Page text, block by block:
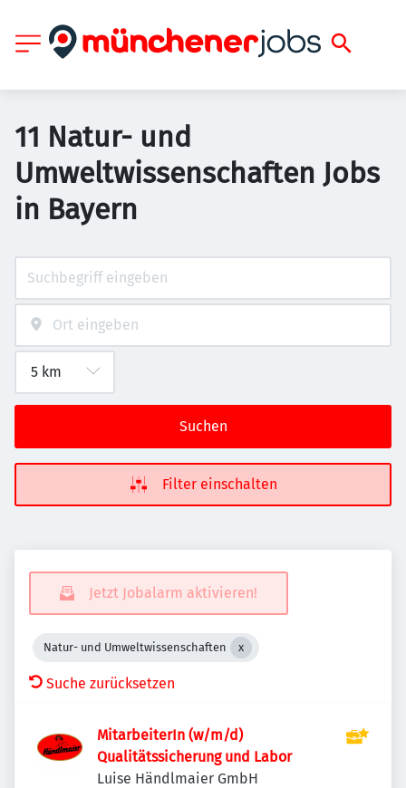
11 Natur- und
Umweltwissenschaften Jobs
in Bayern
Suchen
Filter einschalten
Jetzt Jobalarm aktivieren!
Natur- und Umweltwissenschaften
Suche zurücksetzen
MitarbeiterIn (w/m/d)
Qualitätssicherung und Labor
Luise Händlmaier GmbH